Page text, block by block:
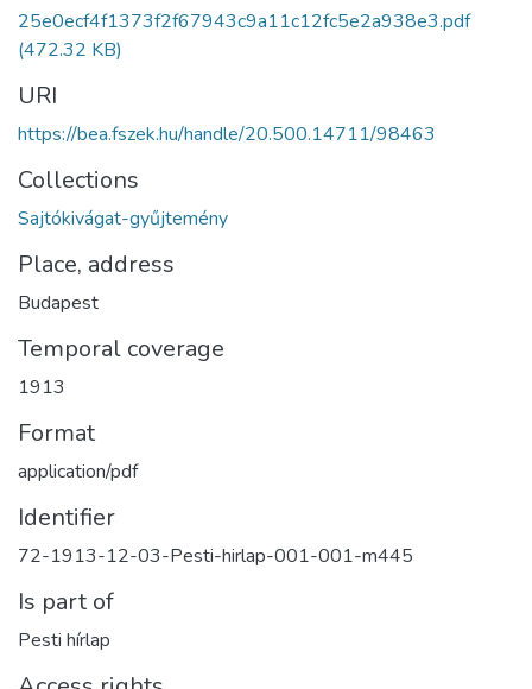
25e0ecf4f1373f2f67943c9a11c12fc5e2a938e3.pdf
(472.32 KB)
URI
https://bea.fszek.hu/handle/20.500.14711/98463
Collections
Sajtókivágat-gyűjtemény
Place, address
Budapest
Temporal coverage
1913
Format
application/pdf
Identifier
72-1913-12-03-Pesti-hirlap-001-001-m445
Is part of
Pesti hírlap